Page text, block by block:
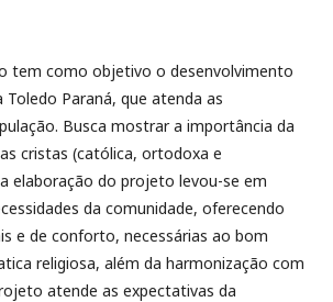
tem como objetivo o desenvolvimento
Toledo Paraná, que atenda as
Busca mostrar a importância da
cristas (católica, ortodoxa e
elaboração do projeto levou-se em
da comunidade, oferecendo
e de conforto, necessárias ao bom
religiosa, além da harmonização com
atende as expectativas da